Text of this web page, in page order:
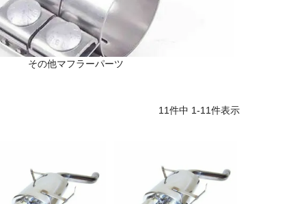
その他マフラーパーツ
11件中 1-11件表示